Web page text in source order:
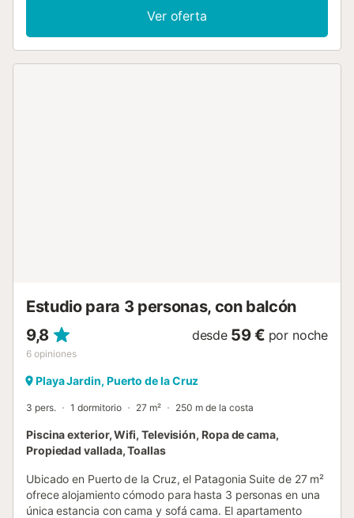
con una terraza privada descubierta con muebles para
sentarse donde los huéspedes pueden relajarse con una
bebida refrescante y disfrutar de la hermosa vista de la
Ver oferta
Estudio para 3 personas, con balcón
9,8
6 opiniones
desde 59 € por noche
Playa Jardin, Puerto de la Cruz
3 pers. 1 dormitorio 27 m² 250 m de la costa
Piscina exterior, Wifi, Televisión, Ropa de cama,
Propiedad vallada, Toallas
Ubicado en Puerto de la Cruz, el Patagonia Suite de 27 m²
ofrece alojamiento cómodo para hasta 3 personas en una
única estancia con cama y sofá cama. El apartamento